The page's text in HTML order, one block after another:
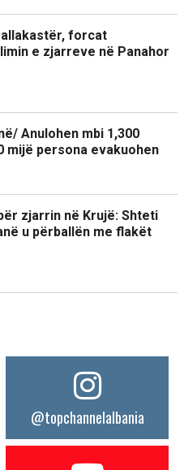
forcat
e zjarreve në Panahor
Anulohen mbi 1,300
mijë persona evakuohen
zjarrin në Krujë: Shteti
u përballën me flakët
@topchannelalbania